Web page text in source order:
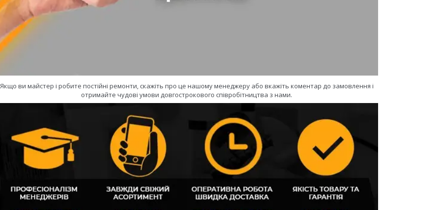
Якщо ви майстер і робите постійні ремонти, скажіть про це нашому менеджеру або вкажіть коментар до замовлення і
отримайте чудові умови довгострокового співробітництва з нами.